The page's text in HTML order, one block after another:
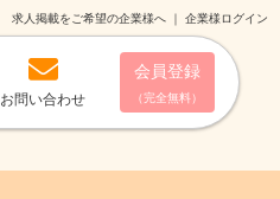
求人掲載をご希望の企業様へ ｜ 企業様ログイン
お問い合わせ
会員登録
（完全無料）